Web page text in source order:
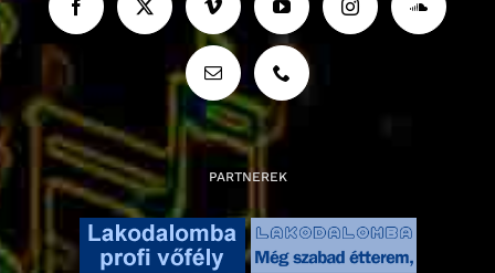
PARTNEREK